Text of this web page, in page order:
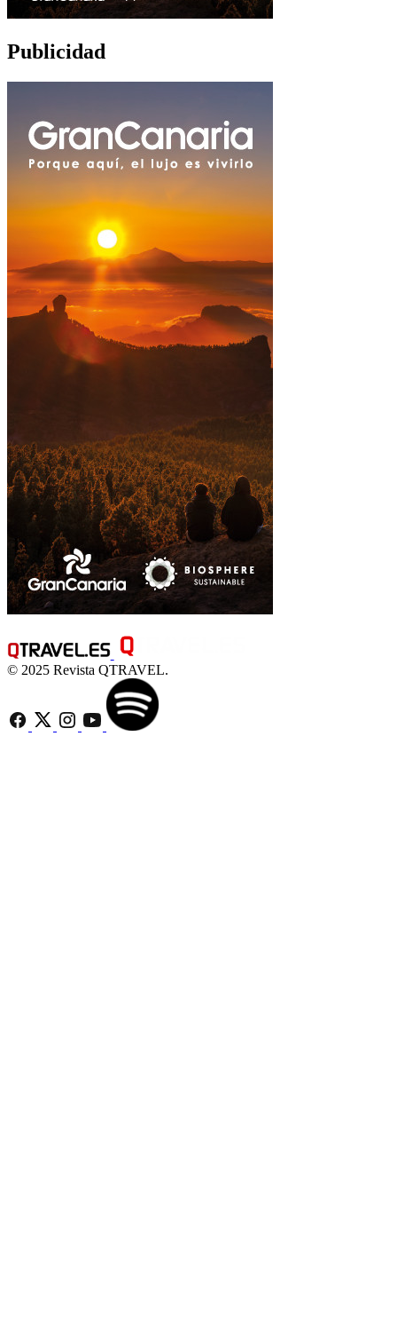
Publicidad
© 2025 Revista QTRAVEL.